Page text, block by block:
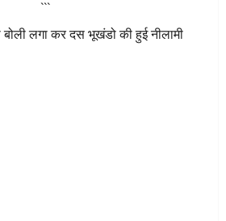
```
लगा कर दस भूखंडो की हुई नीलामी